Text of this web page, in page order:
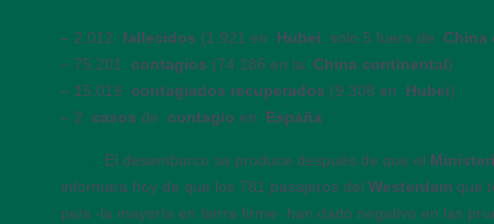
– 2.012 fallecidos (1.921 en Hubei, solo 5 fuera de China
– 75.201 contagios (74.186 en la China continental)
– 15.019 contagiados recuperados (9.308 en Hubei)
– 2 casos de contagio en España
El desembarco se produce después de que el
informara hoy de que los 781 pasajeros del Westerdam que
país -la mayoría en tierra firme- han dado negativo en las